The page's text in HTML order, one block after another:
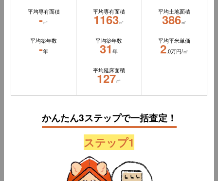
平均専有面積
-㎡
平均築年数
-年
平均専有面積
1163㎡
平均築年数
31年
平均延床面積
127㎡
平均土地面積
386㎡
平均平米単価
2.0万円/㎡
かんたん3ステップで一括査定！
ステップ1